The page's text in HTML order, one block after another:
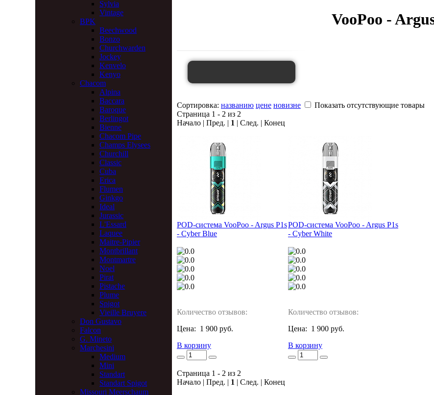
Sylvia
Vintage
BPK
Beechwood
Bonzo
Churchwarden
Jockey
Kenvelo
Kenyo
Chacom
Alpina
Baccara
Baroque
Berlingot
Bienne
Chacom Pipe
Champs Elysees
Churchill
Classic
Cuba
Erica
Flumen
Ginkgo
Ideal
Jurassic
L'Essard
Laquee
Maitre-Pipier
Montbrillant
Montmartre
Noel
Pirat
Pistache
Plume
Spigot
Vieille Bruyere
Don Gustavo
Falcon
G. Mineto
Marchesini
Medium
Mini
Standart
Standart Spigot
Missouri Meerschaum
VooPoo -
Сортировка: названию цене новизне
Показать отсутствующие товары
Страница 1 - 2 из 2
Начало | Пред. | 1 | След. | Конец
POD-система VooPoo - Argus P1s
- Cyber Blue
Количество отзывов:
Цена: 1 900 руб.
В корзину
POD-система VooPoo - Argus P1s
- Cyber White
Количество отзывов:
Цена: 1 900 руб.
В корзину
Страница 1 - 2 из 2
Начало | Пред. | 1 | След. | Конец